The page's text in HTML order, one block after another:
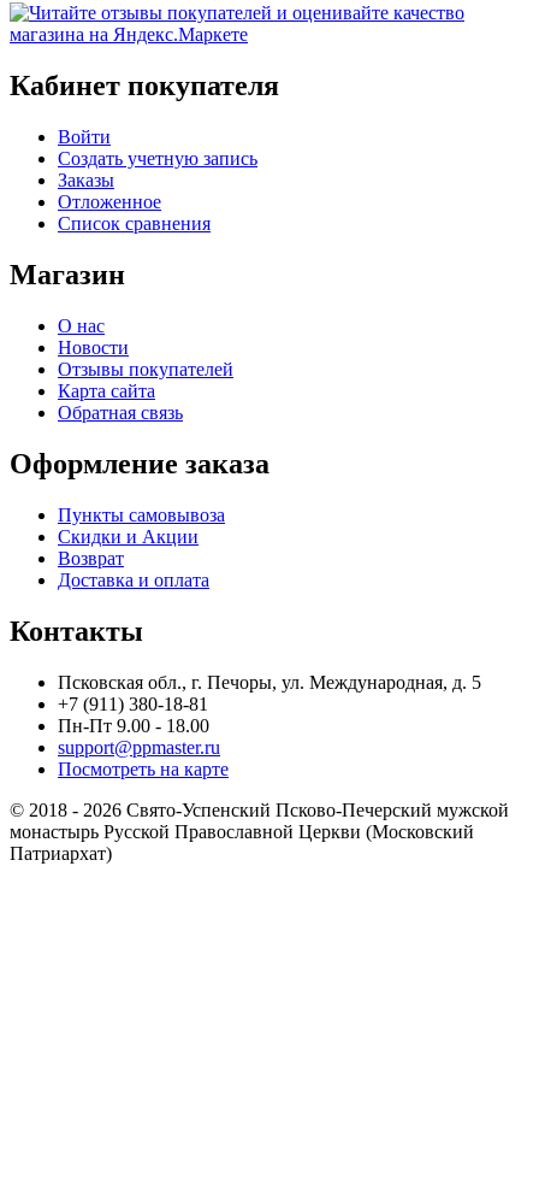
Кабинет покупателя
Войти
Создать учетную запись
Заказы
Отложенное
Список сравнения
Магазин
О нас
Новости
Отзывы покупателей
Карта сайта
Обратная связь
Оформление заказа
Пункты самовывоза
Скидки и Акции
Возврат
Доставка и оплата
Контакты
Псковская обл., г. Печоры, ул. Международная, д. 5
+7 (911) 380-18-81
Пн-Пт 9.00 - 18.00
support@ppmaster.ru
Посмотреть на карте
© 2018 - 2026 Свято-Успенский Псково-Печерский мужской
монастырь Русской Православной Церкви (Московский
Патриархат)